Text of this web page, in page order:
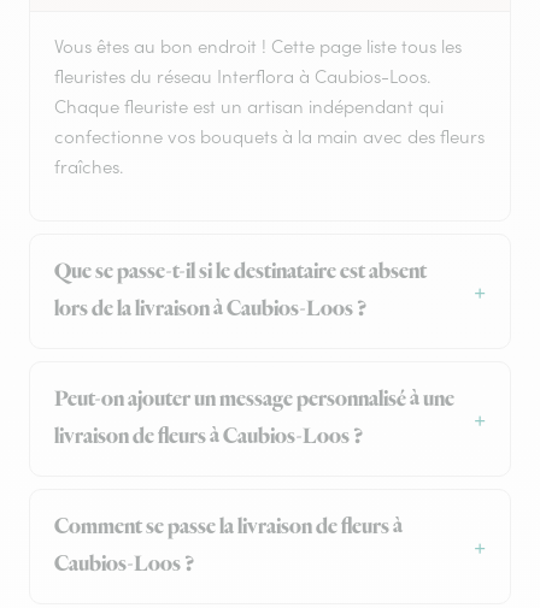
Vous êtes au bon endroit ! Cette page liste tous les
fleuristes du réseau Interflora à Caubios-Loos.
Chaque fleuriste est un artisan indépendant qui
confectionne vos bouquets à la main avec des fleurs
fraîches.
Que se passe-t-il si le destinataire est absent
lors de la livraison à Caubios-Loos ?
Peut-on ajouter un message personnalisé à une
livraison de fleurs à Caubios-Loos ?
Comment se passe la livraison de fleurs à
Caubios-Loos ?